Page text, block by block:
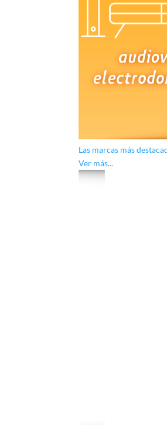
Las marcas más
Ver más...